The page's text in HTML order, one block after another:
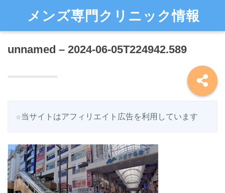
メンズ専門クリニック情報
unnamed – 2024-06-05T224942.589
☆当サイトはアフィリエイト広告を利用しています